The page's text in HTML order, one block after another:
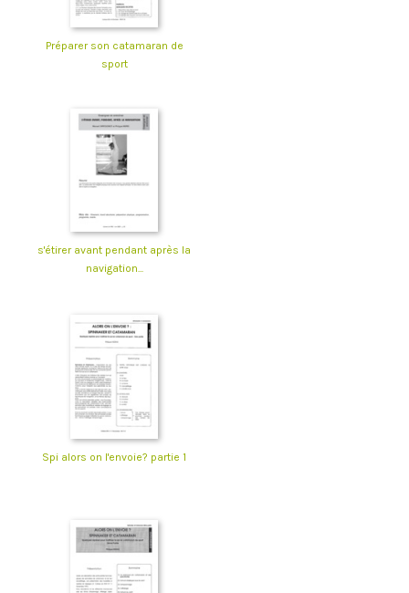
Préparer son catamaran de
sport
s'étirer avant pendant après la
navigation...
Spi alors on l'envoie? partie 1